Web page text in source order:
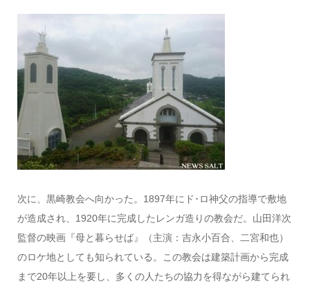
次に、黒崎教会へ向かった。1897年にド･ロ神父の指導で敷地
が造成され、1920年に完成したレンガ造りの教会だ。山田洋次
監督の映画『母と暮らせば』（主演：吉永小百合、二宮和也）
のロケ地としても知られている。この教会は建築計画から完成
まで20年以上を要し、多くの人たちの協力を得ながら建てられ